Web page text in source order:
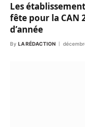
Les
fête pour la CAN
d’année
By LA RÉDACTION